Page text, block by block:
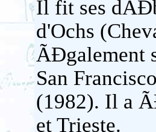
Il fit ses
d'Ochs
ÃĐgalement
San
(1982). Il a
et Trieste.